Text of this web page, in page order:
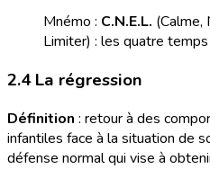
Mnémo : C.N.E.L. (Calme,
Limiter) : les quatre
2.4 La régression
Définition : retour à des
infantiles face à la situation de
défense normal qui vise à